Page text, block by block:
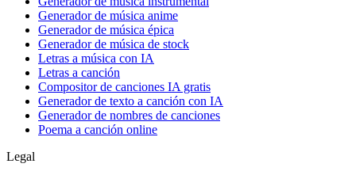
Generador de música anime
Generador de música épica
Generador de música de stock
Letras a música con IA
Letras a canción
Compositor de canciones IA gratis
Generador de texto a canción con IA
Generador de nombres de canciones
Poema a canción online
Legal